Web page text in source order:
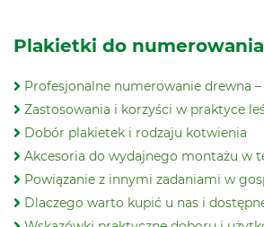
Plakietki do
Profesjonalne numerowanie drewna
Zastosowania i korzyści w praktyce
Dobór plakietek i rodzaju kotwienia
Akcesoria do wydajnego montażu w
Powiązanie z innymi zadaniami w
Dlaczego warto kupić u nas i